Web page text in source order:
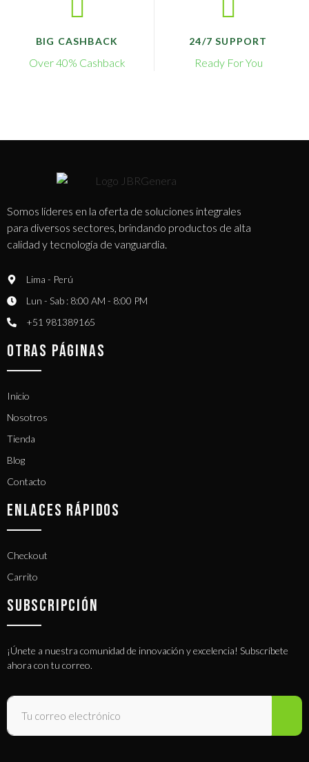
BIG CASHBACK
Over 40% Cashback
24/7 SUPPORT
Ready For You
Somos líderes en la oferta de soluciones integrales
para diversos sectores, brindando productos de alta
calidad y tecnología de vanguardia.
Lima - Perú
Lun - Sab : 8:00 AM - 8:00 PM
+51 981389165​
OTRAS PÁGINAS
Inicio
Nosotros
Tienda
Blog
Contacto
ENLACES RÁPIDOS
Checkout
Carrito
SUBSCRIPCIÓN
¡Únete a nuestra comunidad de innovación y excelencia! Subscríbete
ahora con tu correo.